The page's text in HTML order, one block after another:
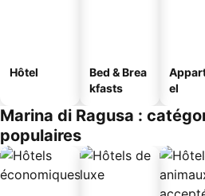
Hôtel
Bed & Brea
kfasts
el
Marina di Ragusa :
populaires